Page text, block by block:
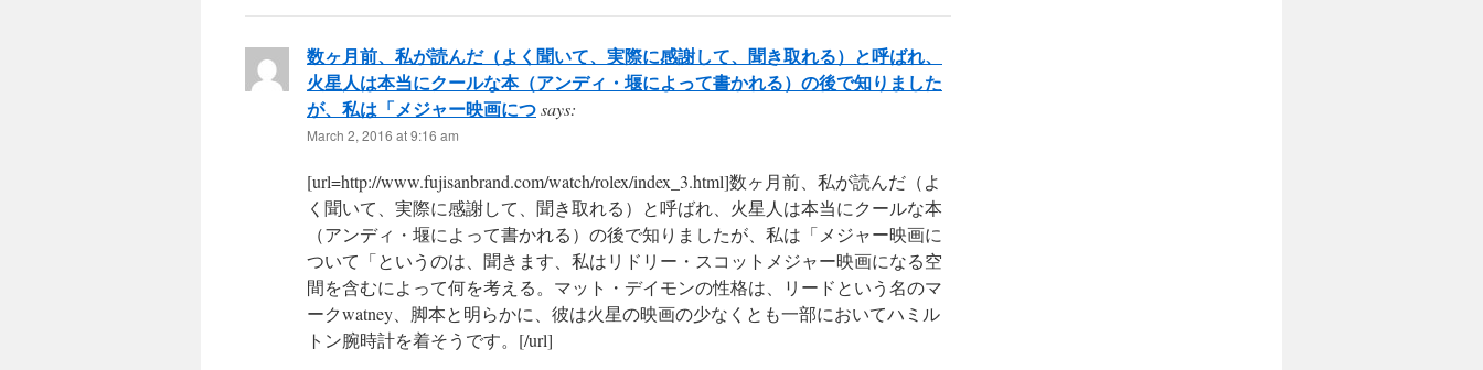
数ヶ月前、私が読んだ（よく聞いて、実際に感謝して、聞き取れる）と呼ばれ、
火星人は本当にクールな本（アンディ・堰によって書かれる）の後で知りました
が、私は「メジャー映画につsays:
March 2, 2016 at 9:16 am
[url=http://www.fujisanbrand.com/watch/rolex/index_3.html]数ヶ月前、私が読んだ（よ
く聞いて、実際に感謝して、聞き取れる）と呼ばれ、火星人は本当にクールな本
（アンディ・堰によって書かれる）の後で知りましたが、私は「メジャー映画に
ついて「というのは、聞きます、私はリドリー・スコットメジャー映画になる空
間を含むによって何を考える。マット・デイモンの性格は、リードという名のマ
ークwatney、脚本と明らかに、彼は火星の映画の少なくとも一部においてハミル
トン腕時計を着そうです。[/url]